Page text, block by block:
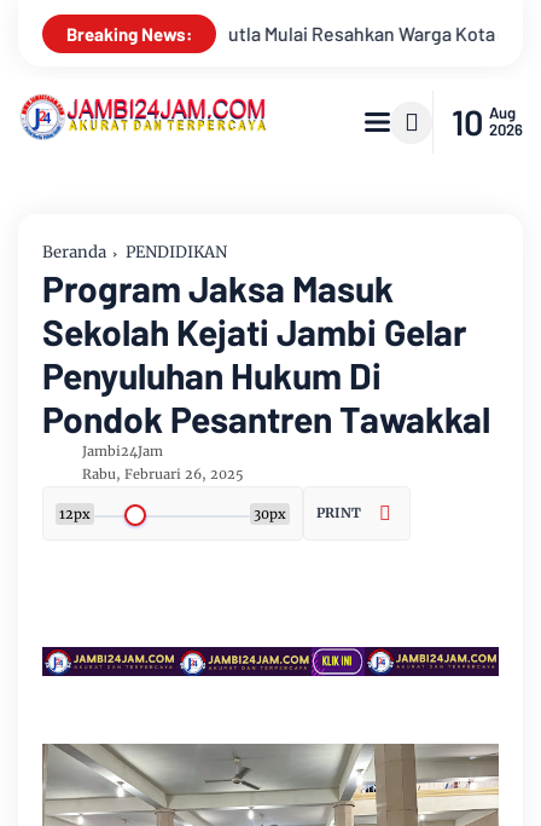
Breaking News:
Kota Jambi, Pemadaman di Sungai Gelam Terus Dikebut
10 Aug
2026
Beranda PENDIDIKAN
Program Jaksa Masuk
Sekolah Kejati Jambi Gelar
Penyuluhan Hukum Di
Pondok Pesantren Tawakkal
Jambi24Jam
Rabu, Februari 26, 2025
12px 30px PRINT